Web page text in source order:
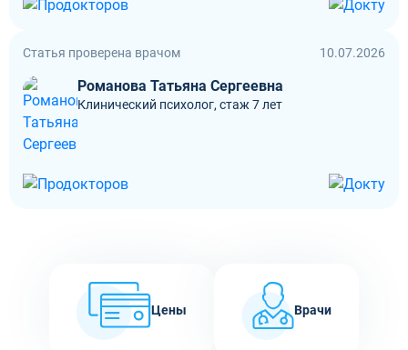
Статья проверена врачом 10.07.2026
Романова Татьяна Сергеевна
Клинический психолог, стаж 7 лет
Цены Врачи